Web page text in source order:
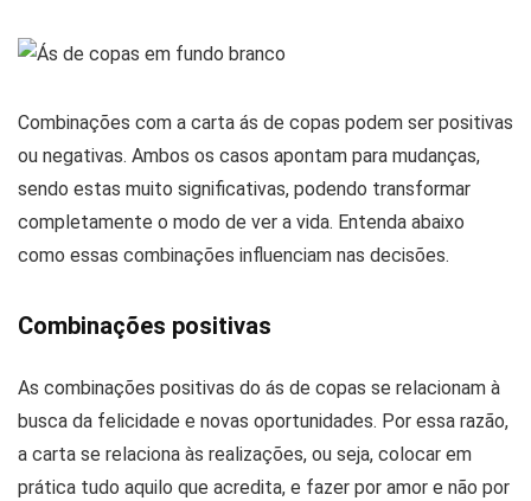
Combinações com a carta ás de copas podem ser positivas
ou negativas. Ambos os casos apontam para mudanças,
sendo estas muito significativas, podendo transformar
completamente o modo de ver a vida. Entenda abaixo
como essas combinações influenciam nas decisões.
Combinações positivas
As combinações positivas do ás de copas se relacionam à
busca da felicidade e novas oportunidades. Por essa razão,
a carta se relaciona às realizações, ou seja, colocar em
prática tudo aquilo que acredita, e fazer por amor e não por